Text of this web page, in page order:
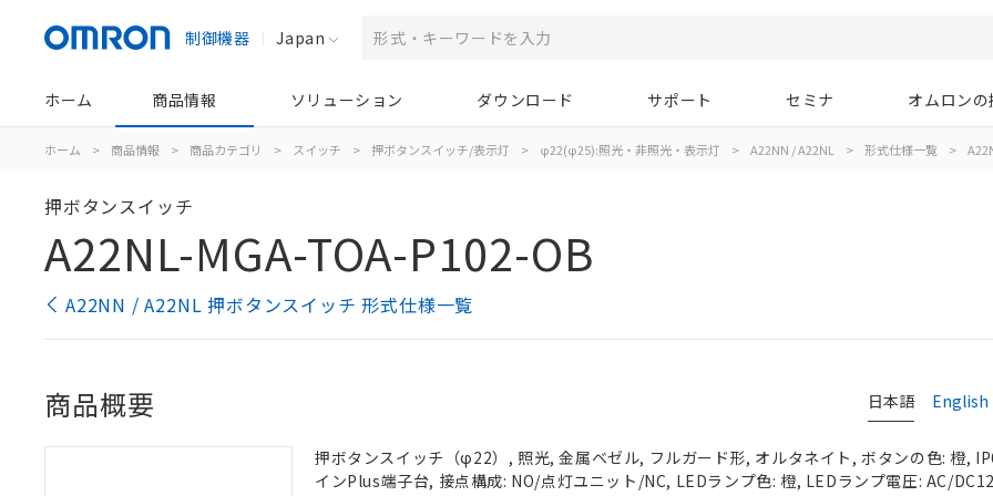
制御機器 Japan
ホーム 商品情報 ソリューション ダウンロード サポート セミナ オムロン
ホーム > 商品情報 > 商品カテゴリ > スイッチ > 押ボタンスイッチ/表示灯 > φ22(φ25):照光・非照光・表示灯 > A22NN / A22NL > 形式仕様一覧 >
押ボタンスイッチ
A22NL-MGA-TOA-P102-OB
A22NN / A22NL 押ボタンスイッチ 形式仕様一覧
日本語 English
商品概要
押ボタンスイッチ（φ22）, 照光, 金属ベゼル, フルガード形, オルタネイト, ボタンの色: 橙,
インPlus端子台, 接点構成: NO/点灯ユニット/NC, LEDランプ色: 橙, LEDランプ電圧: AC/